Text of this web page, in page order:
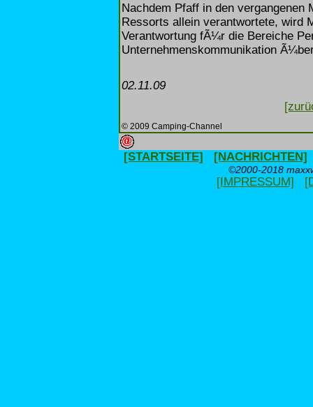
Nachdem Pfaff in den vergangenen
Ressorts allein verantwortete, wird
Verantwortung fÃ¼r die Bereiche
Unternehmenskommunikation
02.11.09
© 2009 Camping-Channel
[STARTSEITE] [NACHRICHTEN]
©2000-2018
[IMPRESSUM]